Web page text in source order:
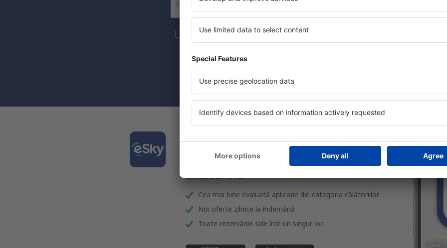
Mai multe călătorii la prețuri avantajoase în newsletter-ul nostru
. Sunt de acord
materiale informaționale (sub formă de newsletter) de la eSky.pl S.A. la adresa de e-mail
Prin bifarea căsuței de mai sus, furnizarea adresei de e-mail și apăsarea butonului
(concomitent), vă dați acordul ca datele dumneavoastră personale
Descarcă aplicația noastră
și organizează-ţi convenabil
călătoriile
Cea mai bine evaluată aplicație din categoria călătoriilor
Noi oferte zilnice la îndemână
Toate rezervările tale într-un singur loc